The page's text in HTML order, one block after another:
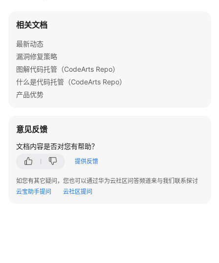
用
指
南
代
码
(CodeArts
Repo)
使
用
程
相关文档
最新动态
漏洞修复策略
图解代码托管（CodeArts Repo）
什么是代码托管（CodeArts Repo）
产品优势
意见反馈
文档内容是否对您有帮助？
提供反馈
如您有其它疑问，您也可以通过华为云社区问答频道来与我们联系探讨
云宝助手提问
云社区提问